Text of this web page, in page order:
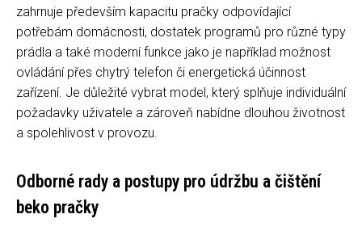
zahrnuje především kapacitu pračky odpovídající
potřebám domácnosti, dostatek programů pro různé typy
prádla a také moderní funkce jako je například možnost
ovládání přes chytrý telefon či energetická účinnost
zařízení. Je důležité vybrat model, který splňuje individuální
požadavky uživatele a zároveň nabídne dlouhou životnost
a spolehlivost v provozu.
Odborné rady a postupy pro údržbu a čištění
beko pračky